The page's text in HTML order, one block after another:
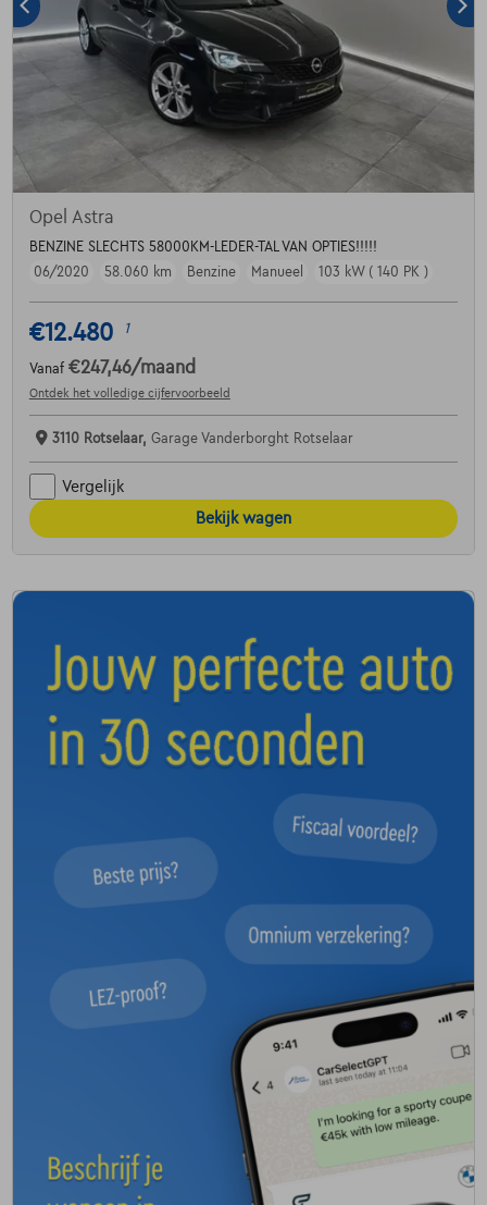
Opel Astra
BENZINE SLECHTS 58000KM-LEDER-TAL VAN OPTIES!!!!!
06/2020
58.060 km Benzine Manueel 103 kW ( 140 PK )
€12.480 1
Vanaf €247,46/maand
Ontdek het volledige cijfervoorbeeld
3110 Rotselaar, Garage Vanderborght Rotselaar
Vergelijk
Bekijk wagen